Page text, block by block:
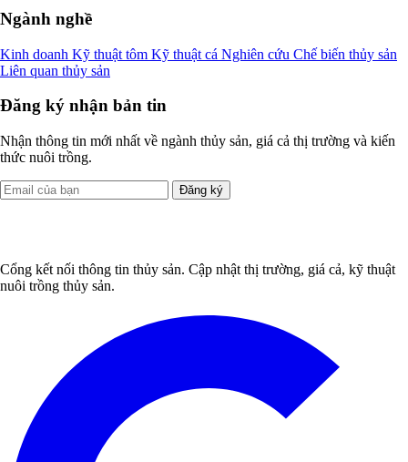
Ngành nghề
Kinh doanh Kỹ thuật tôm Kỹ thuật cá Nghiên cứu Chế biến thủy sản
Liên quan thủy sản
Đăng ký nhận bản tin
Nhận thông tin mới nhất về ngành thủy sản, giá cả thị trường và kiến
thức nuôi trồng.
Đăng ký
Cổng kết nối thông tin thủy sản. Cập nhật thị trường, giá cả, kỹ thuật
nuôi trồng thủy sản.